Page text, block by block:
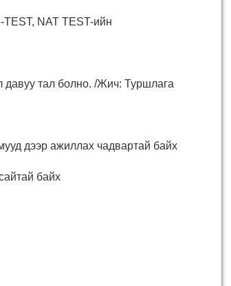
TEST, NAT TEST-ийн
тал болно. /Жич: Туршлага
дээр ажиллах чадвартай байх
байх